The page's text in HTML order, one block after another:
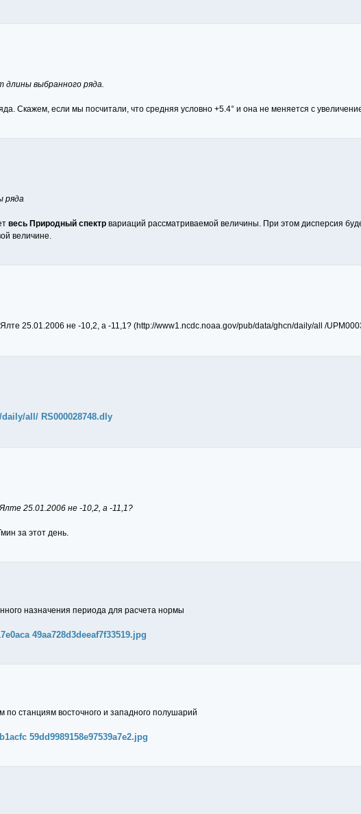
длины выбранного ряда.
Скажем, если мы посчитали, что средняя условно +5.4° и она не меняется с
ряда
весь Природный спектр вариаций рассматриваемой величины. При этом дисперсия
величине.
25.01.2006 не -10,2, а -11,1? (http://www1.ncdc.noaa.gov/pub/data/ghcn/daily/all /
all/ RS000028748.dly
25.01.2006 не -10,2, а -11,1?
за этот день.
назначения периода для расчета нормы
49aa728d3deeaf7f33519.jpg
станциям восточного и западного полушарий
59dd9989158e97539a7e2.jpg